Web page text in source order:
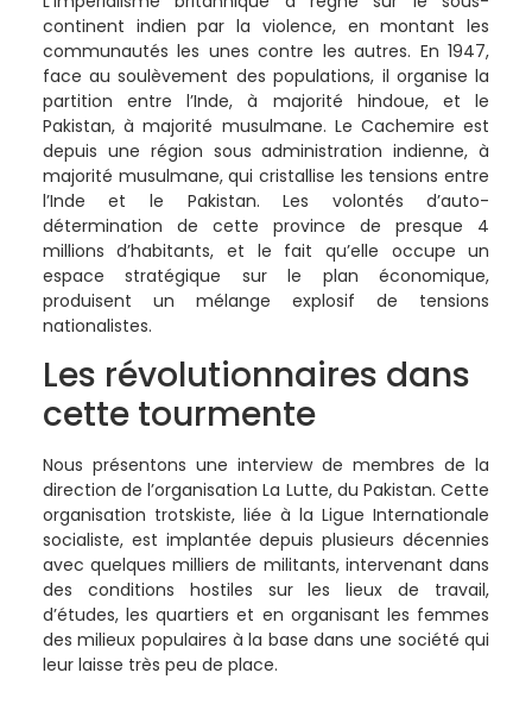
continent indien par la violence, en montant les
communautés les unes contre les autres. En 1947,
face au soulèvement des populations, il organise la
partition entre l’Inde, à majorité hindoue, et le
Pakistan, à majorité musulmane. Le Cachemire est
depuis une région sous administration indienne, à
majorité musulmane, qui cristallise les tensions entre
l’Inde et le Pakistan. Les volontés d’auto-
détermination de cette province de presque 4
millions d’habitants, et le fait qu’elle occupe un
espace stratégique sur le plan économique,
produisent un mélange explosif de tensions
nationalistes.
Les révolutionnaires dans
cette tourmente
Nous présentons une interview de membres de la
direction de l’organisation La Lutte, du Pakistan. Cette
organisation trotskiste, liée à la Ligue Internationale
socialiste, est implantée depuis plusieurs décennies
avec quelques milliers de militants, intervenant dans
des conditions hostiles sur les lieux de travail,
d’études, les quartiers et en organisant les femmes
des milieux populaires à la base dans une société qui
leur laisse très peu de place.